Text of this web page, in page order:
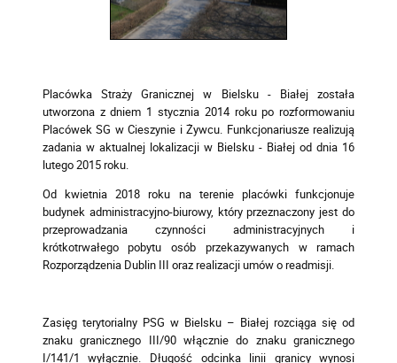
Placówka Straży Granicznej w Bielsku - Białej została
utworzona z dniem 1 stycznia 2014 roku po rozformowaniu
Placówek SG w Cieszynie i Żywcu. Funkcjonariusze realizują
zadania w aktualnej lokalizacji w Bielsku - Białej od dnia 16
lutego 2015 roku.
Od kwietnia 2018 roku na terenie placówki funkcjonuje
budynek administracyjno-biurowy, który przeznaczony jest do
przeprowadzania czynności administracyjnych i
krótkotrwałego pobytu osób przekazywanych w ramach
Rozporządzenia Dublin III oraz realizacji umów o readmisji.
Zasięg terytorialny PSG w Bielsku – Białej rozciąga się od
znaku granicznego III/90 włącznie do znaku granicznego
I/141/1 wyłącznie. Długość odcinka linii granicy wynosi